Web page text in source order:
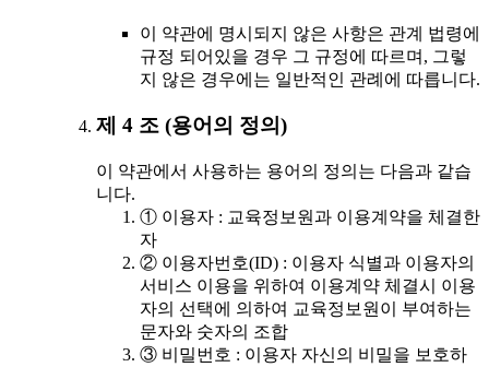
이 약관에 명시되지 않은 사항은 관계 법령에
규정 되어있을 경우 그 규정에 따르며, 그렇
지 않은 경우에는 일반적인 관례에 따릅니다.
제 4 조 (용어의 정의)
이 약관에서 사용하는 용어의 정의는 다음과 같습
니다.
① 이용자 : 교육정보원과 이용계약을 체결한
자
② 이용자번호(ID) : 이용자 식별과 이용자의
서비스 이용을 위하여 이용계약 체결시 이용
자의 선택에 의하여 교육정보원이 부여하는
문자와 숫자의 조합
③ 비밀번호 : 이용자 자신의 비밀을 보호하